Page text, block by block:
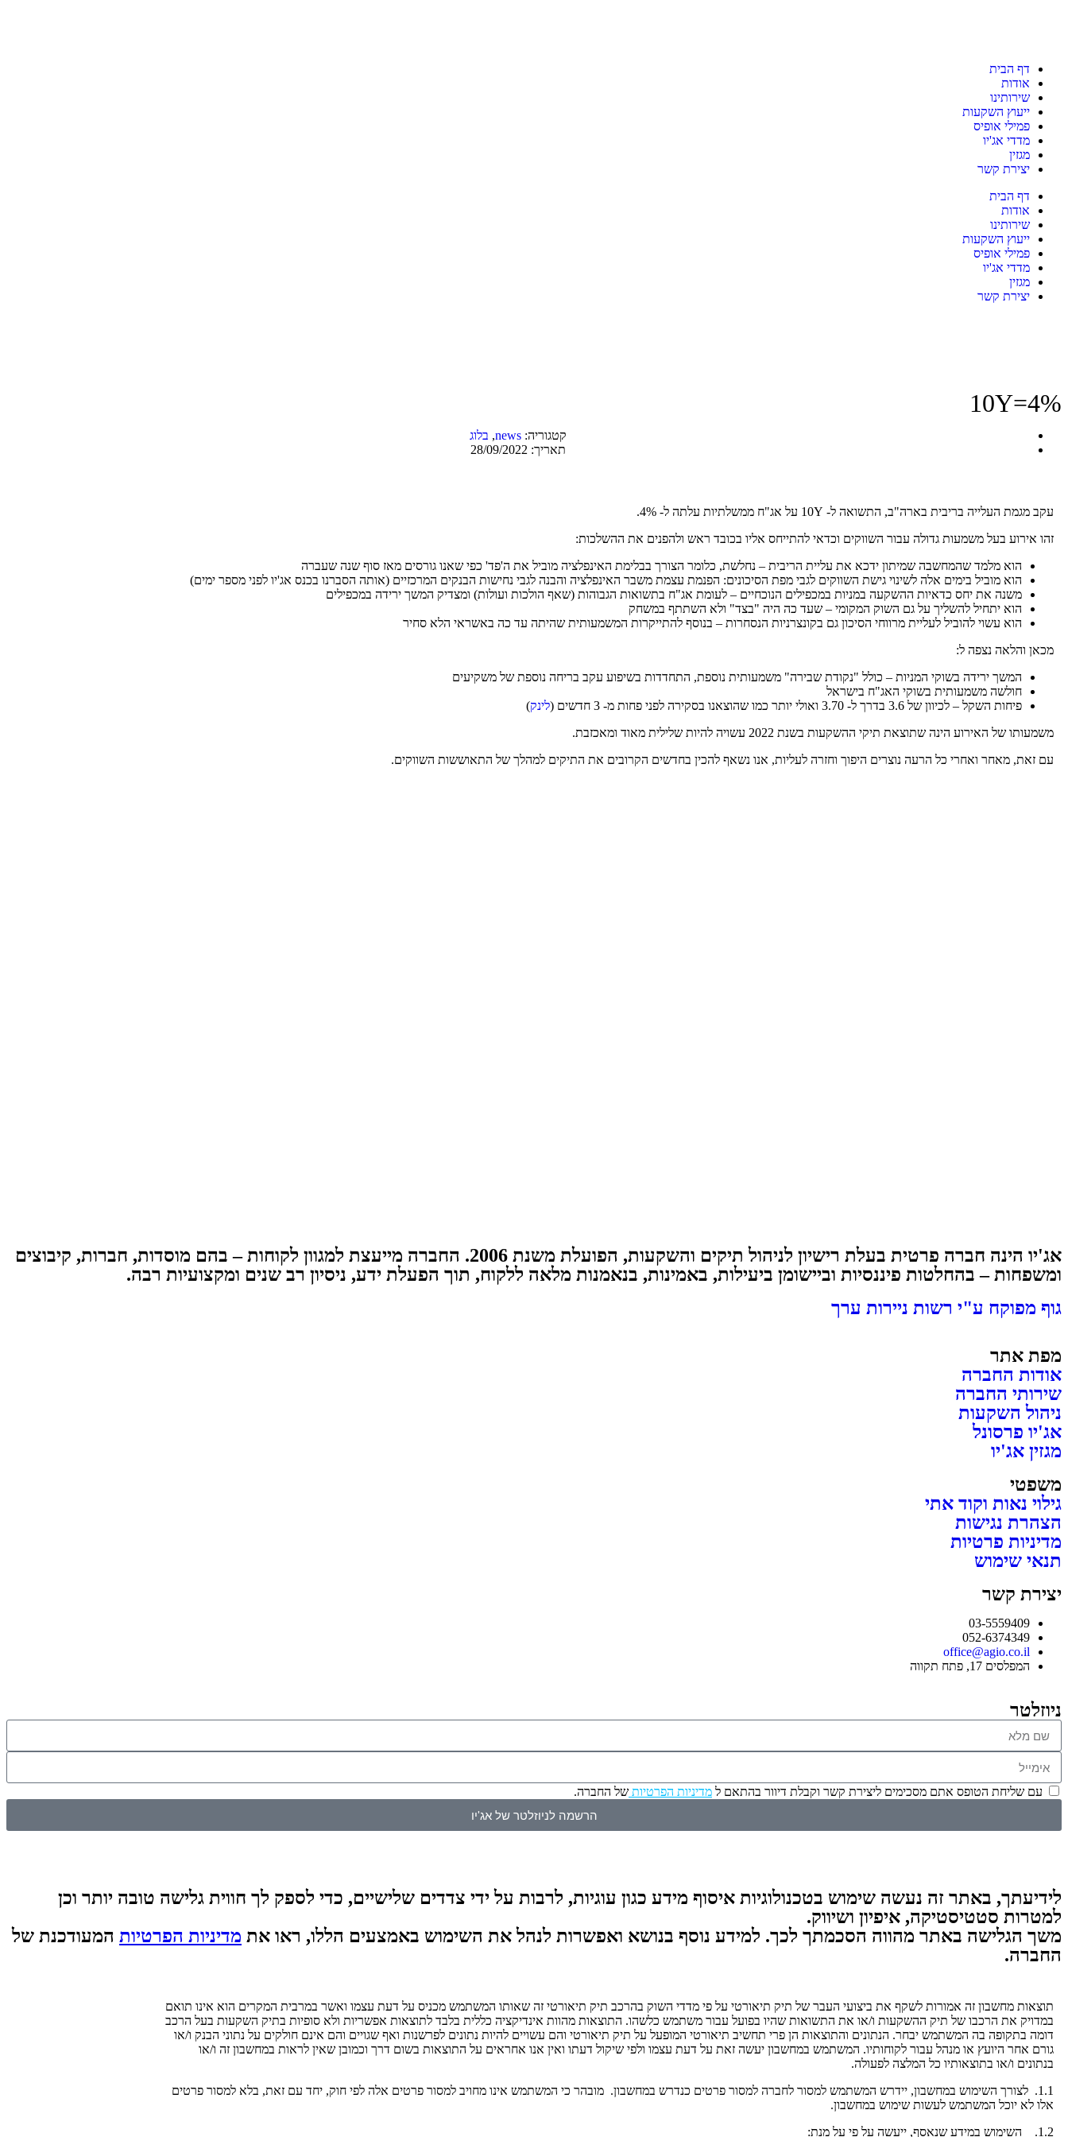
דף הבית
אודות
שירותינו
ייעוץ השקעות
פמילי אופיס
מדדי אג'יו
מגזין
יצירת קשר
דף הבית
אודות
שירותינו
ייעוץ השקעות
פמילי אופיס
מדדי אג'יו
מגזין
יצירת קשר
10Y=4%
קטגוריה: news
, בלוג
תאריך: 28/09/2022
עקב מגמת העלייה בריבית בארה"ב, התשואה ל- 10Y על אג"ח ממשלתיות עלתה ל- 4%.
זהו אירוע בעל משמעות גדולה עבור השווקים וכדאי להתייחס אליו בכובד ראש ולהפנים את ההשלכות:
הוא מלמד שהמחשבה שמיתון ידכא את עליית הריבית – נחלשת, כלומר הצורך בבלימת האינפלציה מוביל את ה'פד' כפי שאנו גורסים מאז סוף שנה שעברה
הוא מוביל בימים אלה לשינוי גישת השווקים לגבי מפת הסיכונים: הפנמת עצמת משבר האינפלציה והבנה לגבי נחישות הבנקים המרכזיים (אותה הסברנו בכנס אג'יו לפני מספר ימים)
משנה את יחס כדאיות ההשקעה במניות במכפילים הנוכחיים – לעומת אג"ח בתשואות הגבוהות (שאף הולכות ועולות) ומצדיק המשך ירידה במכפילים
הוא יתחיל להשליך על גם השוק המקומי – שעד כה היה "בצד" ולא השתתף במשחק
הוא עשוי להוביל לעליית מרווחי הסיכון גם בקונצרניות הנסחרות – בנוסף להתייקרות המשמעותית שהיתה עד כה באשראי הלא סחיר
מכאן והלאה נצפה ל:
המשך ירידה בשוקי המניות – כולל "נקודת שבירה" משמעותית נוספת, התחדדות בשיפוע עקב בריחה נוספת של משקיעים
חולשה משמעותית בשוקי האג"ח בישראל
פיחות השקל – לכיוון של 3.6 בדרך ל- 3.70 ואולי יותר כמו שהוצאנו בסקירה לפני פחות מ- 3 חדשים (
לינק)
משמעותו של האירוע הינה שתוצאת תיקי ההשקעות בשנת 2022 עשויה להיות שלילית מאוד ומאכזבת.
עם זאת, מאחר ואחרי כל הרעה נוצרים היפוך וחזרה לעליות, אנו נשאף להכין בחדשים הקרובים את התיקים למהלך של התאוששות השווקים.
אג'יו הינה חברה פרטית בעלת רישיון לניהול תיקים והשקעות, הפועלת משנת 2006. החברה מייעצת למגוון לקוחות – בהם מוסדות, חברות, קיבוצים
ומשפחות – בהחלטות פיננסיות וביישומן ביעילות, באמינות, בנאמנות מלאה ללקוח, תוך הפעלת ידע, ניסיון רב שנים ומקצועיות רבה.
גוף מפוקח ע"י רשות ניירות ערך
מפת אתר
אודות החברה
שירותי החברה
ניהול השקעות
אג'יו פרסונל
מגזין אג'יו
משפטי
גילוי נאות וקוד אתי
הצהרת נגישות
מדיניות פרטיות
תנאי שימוש
יצירת קשר
03-5559409
052-6374349
office@agio.co.il
המפלסים 17, פתח תקווה
ניוזלטר
עם שליחת הטופס אתם מסכימים ליצירת קשר וקבלת דיוור בהתאם ל מדיניות הפרטיות של החברה.
הרשמה לניוזלטר של אג'יו
לידיעתך, באתר זה נעשה שימוש בטכנולוגיות איסוף מידע כגון עוגיות, לרבות על ידי צדדים שלישיים, כדי לספק לך חווית גלישה טובה יותר וכן
למטרות סטטיסטיקה, איפיון ושיווק.
משך הגלישה באתר מהווה הסכמתך לכך. למידע נוסף בנושא ואפשרות לנהל את השימוש באמצעים הללו, ראו את מדיניות הפרטיות המעודכנת של
החברה.
תוצאות מחשבון זה אמורות לשקף את ביצועי העבר של תיק תיאורטי על פי מדדי השוק בהרכב תיק תיאורטי זה שאותו המשתמש מכניס על דעת עצמו ואשר במרבית המקרים הוא אינו תואם
במדויק את הרכבו של תיק ההשקעות ו/או את התשואות שהיו בפועל עבור משתמש כלשהו. התוצאות מהוות אינדיקציה כללית בלבד לתוצאות אפשריות ולא סופיות בתיק השקעות בעל הרכב
דומה בתקופה בה המשתמש יבחר. הנתונים והתוצאות הן פרי תחשיב תיאורטי המופעל על תיק תיאורטי והם עשויים להיות נתונים לפרשנות ואף שגויים והם אינם חולקים על נתוני הבנק ו/או
גורם אחר היועץ או מנהל עבור לקוחותיו. המשתמש במחשבון יעשה זאת על דעת עצמו ולפי שיקול דעתו ואין אנו אחראים על התוצאות בשום דרך וכמובן שאין לראות במחשבון זה ו/או
בנתונים ו/או בתוצאותיו כל המלצה לפעולה.
1.1. לצורך השימוש במחשבון, יידרש המשתמש למסור לחברה למסור פרטים כנדרש במחשבון. מובהר כי המשתמש אינו מחויב למסור פרטים אלה לפי חוק, יחד עם זאת, בלא למסור פרטים
אלו לא יוכל המשתמש לעשות שימוש במחשבון.
1.2. השימוש במידע שנאסף, ייעשה על פי על מנת: